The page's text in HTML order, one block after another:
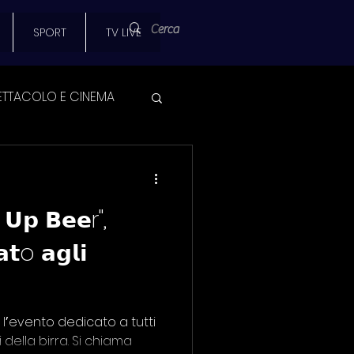
SPORT TV LIVE
E CINEMA
UNIVERSITA'
𝗕𝗲𝗲r",
𝗮𝗴𝗹𝗶
dedicato a tutti
birra. Si chiama